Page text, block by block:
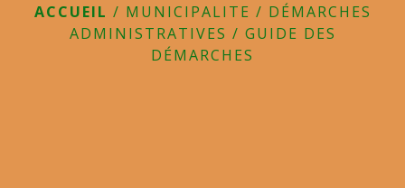
ACCUEIL / MUNICIPALITE / DÉMARCHES
ADMINISTRATIVES / GUIDE DES
DÉMARCHES